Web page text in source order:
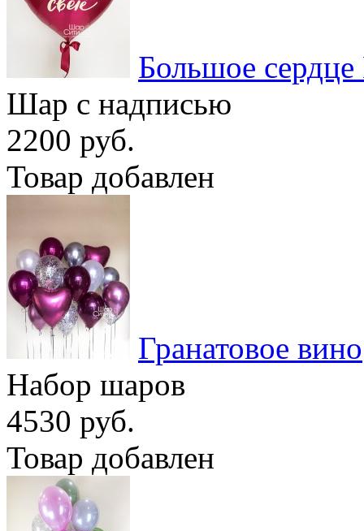
Большое
Шар с надписью
2200 руб.
Товар добавлен
Гранатовое вино
Набор шаров
4530 руб.
Товар добавлен